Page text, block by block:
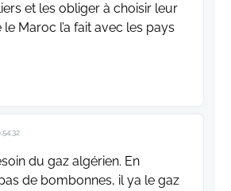
et les obliger à choisir leur
Maroc l’a fait avec les pays
du gaz algérien. En
de bombonnes, il ya le gaz